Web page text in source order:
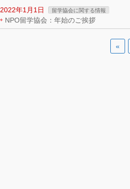
2022年1月1日 留学協会に関する情報
NPO留学協会：年始のご挨拶
«